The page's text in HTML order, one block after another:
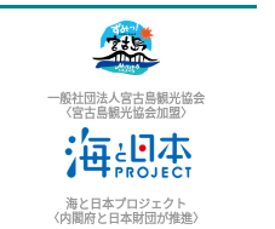
一般社団法人宮古島観光協会
〈宮古島観光協会加盟〉
海と日本プロジェクト
〈内閣府と日本財団が推進〉